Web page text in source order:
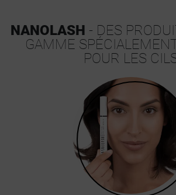
NANOLASH - DES
GAMME
POUR LES